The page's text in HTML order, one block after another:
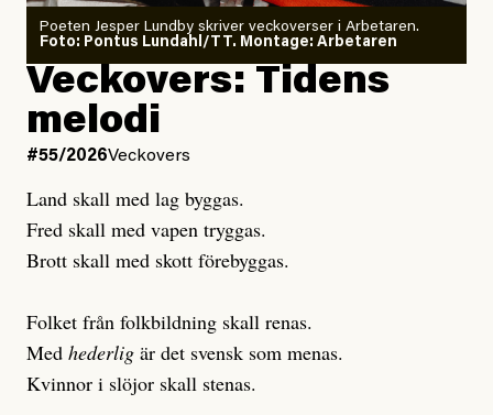
Publicerad6 August, 2026
Uppdaterad6 August, 2026
Joel Kellgren
Publicerad3 August, 2026
Uppdaterad3 August, 2026
Poeten Jesper Lundby skriver veckoverser i Arbetaren.
Foto: Pontus Lundahl/TT. Montage: Arbetaren
Veckovers: Tidens
melodi
#55/2026Veckovers
Land skall med lag byggas.
Fred skall med vapen tryggas.
Brott skall med skott förebyggas.
Folket från folkbildning skall renas.
Med hederlig är det svensk som menas.
Kvinnor i slöjor skall stenas.